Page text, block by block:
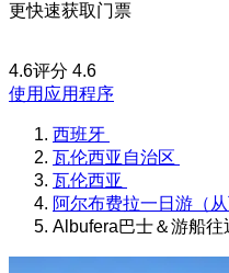
更快速获取门票
4.6评分 4.6
使用应用程序
西班牙
瓦伦西亚自治区
瓦伦西亚
阿尔布费拉一日游（从
Albufera巴士＆游船往